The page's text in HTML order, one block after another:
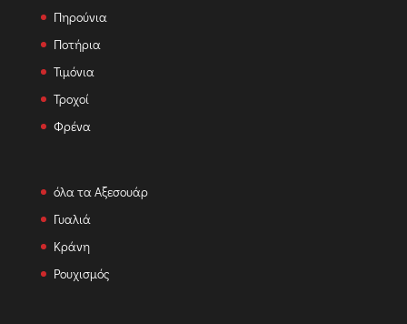
Πηρούνια
Ποτήρια
Τιμόνια
Τροχοί
Φρένα
όλα τα Αξεσουάρ
Γυαλιά
Κράνη
Ρουχισμός